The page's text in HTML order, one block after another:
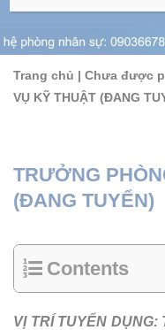
Trang chủ | Chưa được
VỤ KỸ THUẬT (ĐANG
TRƯỞNG
(ĐANG TUYỂN)
Contents
VỊ TRÍ TUYỂN DỤNG: